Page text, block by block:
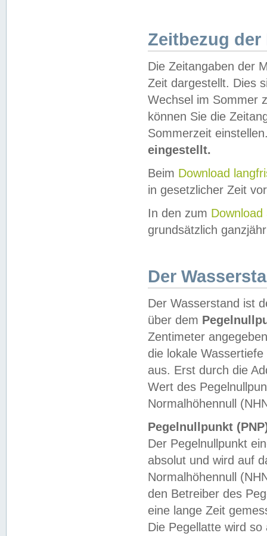
Zeitbezug der
Die Zeitangaben der
Zeit dargestellt. Dies
Wechsel im Sommer
können Sie die
Sommerzeit
eingestellt.
Beim Download
in gesetzlicher Zeit
In den zum Download
grundsätzlich
Der
Der Wasserstand ist
über dem
Zentimeter
die lokale
aus. Erst durch die
Wert des
Normalhöhennull
Pegelnullpunkt
Der Pegelnullpunkt
absolut und wird auf
Normalhöhennull
den Betreiber des
eine lange Zeit
Die Pegellatte wird